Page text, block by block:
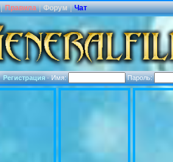
| Правила | Форум | Чат
Регистрация·Имя: Пароль: